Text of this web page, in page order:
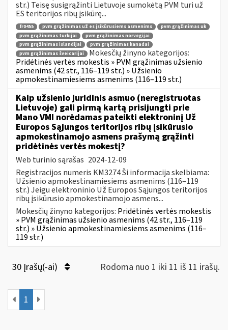
str.) Teisę susigrąžinti Lietuvoje sumokėtą PVM turi už
ES teritorijos ribų įsikūrę...
fr0455 pvm grąžinimas už es įsikūrusiems asmenims
pvm grąžinimas uk
pvm grąžinimas turkijai
pvm grąžinimas norvegijai
pvm grąžinimas islandijai
pvm grąžinimas kanadai
pvm grąžinimas šveicarijai
Mokesčių žinyno kategorijos:
Pridėtinės vertės mokestis » PVM grąžinimas užsienio
asmenims (42 str., 116–119 str.) » Užsienio
apmokestinamiesiems asmenims (116–119 str.)
Kaip užsienio juridinis asmuo (neregistruotas
Lietuvoje) gali pirmą kartą prisijungti prie
Mano VMI norėdamas pateikti elektroninį Už
Europos Sąjungos teritorijos ribų įsikūrusio
apmokestinamojo asmens prašymą grąžinti
pridėtinės vertės mokestį?
Web turinio sąrašas 2024-12-09
Registracijos numeris KM3274 Ši informacija skelbiama:
Užsienio apmokestinamiesiems asmenims (116–119
str.) Jeigu elektroninio Už Europos Sąjungos teritorijos
ribų įsikūrusio apmokestinamojo asmens...
Mokesčių žinyno kategorijos: Pridėtinės vertės mokestis
» PVM grąžinimas užsienio asmenims (42 str., 116–119
str.) » Užsienio apmokestinamiesiems asmenims (116–
119 str.)
30 Įrašų(-ai) Rodoma nuo 1 iki 11 iš 11 irašų.
1